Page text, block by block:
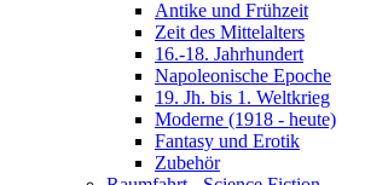
Antike und Frühzeit
Zeit des Mittelalters
16.-18. Jahrhundert
Napoleonische Epoche
19. Jh. bis 1. Weltkrieg
Moderne (1918 - heute)
Fantasy und Erotik
Zubehör